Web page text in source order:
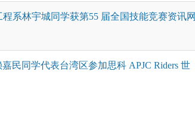
系林宇城同学获第55 届全国技能竞赛资讯网
民同学代表台湾区参加思科 APJC Riders 世